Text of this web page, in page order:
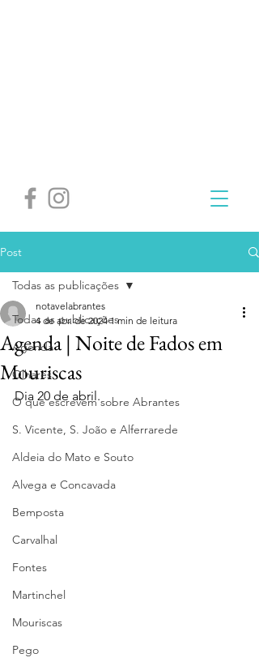
Post
Todas as publicações
Agenda
Olhares
O que escrevem sobre Abrantes
S. Vicente, S. João e Alferrarede
Aldeia do Mato e Souto
Alvega e Concavada
Bemposta
Carvalhal
Fontes
Martinchel
Mouriscas
Pego
Todas as publicações
Agenda | Noite de Fados em
Mouriscas
notavelabrantes
4 de abr. de 2024 1 min de leitura
Dia 20 de abril.